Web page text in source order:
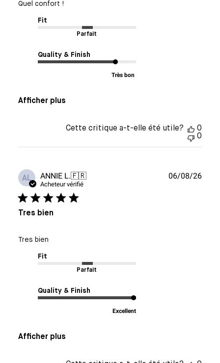
Quel confort !
Fit
Parfait
Quality & Finish
Très bon
Afficher plus
Cette critique a-t-elle été utile?
0
0
AL ANNIE L.🇫🇷
Acheteur vérifié
Tres bien
Tres bien
Fit
Parfait
Quality & Finish
Excellent
Afficher plus
Date
06/08/26